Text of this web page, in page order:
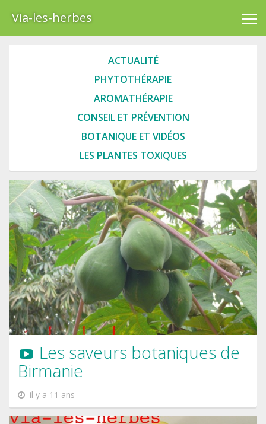
Via-les-herbes
ACTUALITÉ
PHYTOTHÉRAPIE
AROMATHÉRAPIE
CONSEIL ET PRÉVENTION
BOTANIQUE ET VIDÉOS
LES PLANTES TOXIQUES
Les saveurs botaniques de
Birmanie
il y a 11 ans